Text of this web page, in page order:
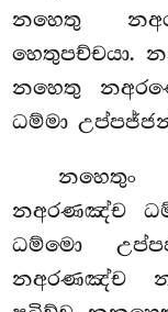
නහෙතු
හෙතුපච්චයා.
නහෙතු
ධම්මා
නඅරණඤ්ච
ධම්මො
නඅරණඤ්ච